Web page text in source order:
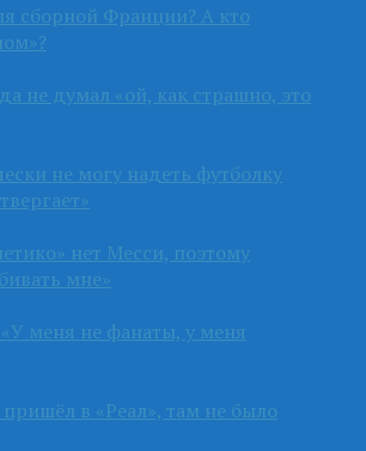
сборной Франции? А кто
не думал «ой, как страшно, это
не могу надеть футболку
нет Месси, поэтому
мне»
меня не фанаты, у меня
в «Реал», там не было